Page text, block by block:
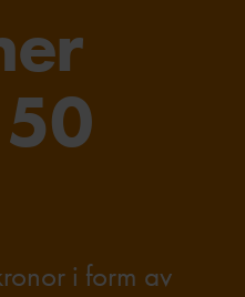
i form av